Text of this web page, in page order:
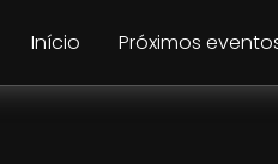
Início Próximos